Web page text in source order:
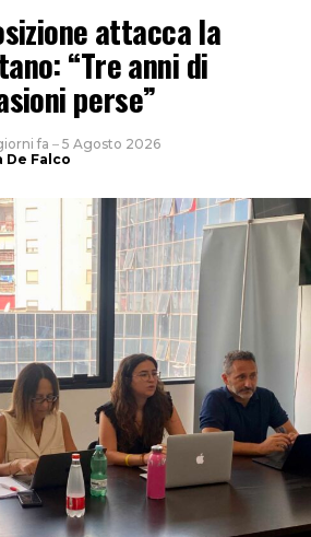
attacca la
“Tre anni di
perse”
fa – 5 Agosto 2026
De Falco